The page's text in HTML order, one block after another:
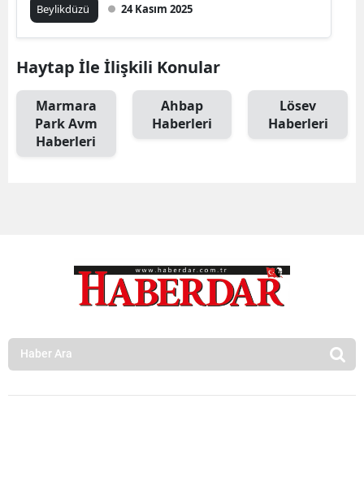
Beylikdüzü 24 Kasım 2025
Haytap İle İlişkili Konular
Marmara
Park Avm
Haberleri
Ahbap
Haberleri
Lösev
Haberleri